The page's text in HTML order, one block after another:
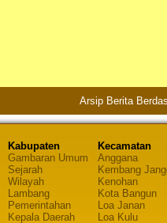
Arsip Berita
Kabupaten
Gambaran Umum
Sejarah
Wilayah
Lambang
Pemerintahan
Kepala Daerah
Kecamatan
Anggana
Kembang
Kenohan
Kota Bangun
Loa Janan
Loa Kulu